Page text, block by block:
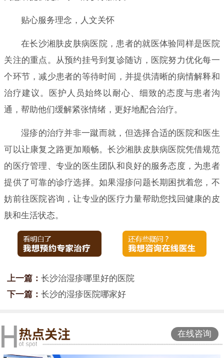
贴心服务理念，人文关怀
在长沙湘肤皮肤病医院，患者的就医体验同样是医院
关注的重点。从预约挂号到复诊随访，医院努力优化每一
个环节，减少患者的等待时间，并提供清晰的病情解释和
治疗建议。医护人员始终以耐心、细致的态度与患者沟
通，帮助他们缓解紧张情绪，更好地配合治疗。
湿疹的治疗并非一蹴而就，但选择合适的医院和医生
可以让康复之路更加顺畅。长沙湘肤皮肤病医院凭借规范
的医疗管理、专业的医生团队和良好的服务态度，为患者
提供了可靠的诊疗选择。如果湿疹问题长期困扰着您，不
妨前往医院咨询，让专业的医疗力量帮助您找回健康的皮
肤和生活状态。
上一篇： 长沙治湿疹哪里好的医院
下一篇： 长沙的湿疹医院哪家好
在线咨询